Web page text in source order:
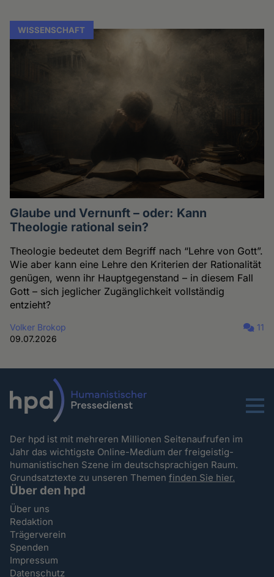
WISSENSCHAFT
Glaube und Vernunft – oder: Kann
Theologie rational sein?
Theologie bedeutet dem Begriff nach “Lehre von Gott”.
Wie aber kann eine Lehre den Kriterien der Rationalität
genügen, wenn ihr Hauptgegenstand – in diesem Fall
Gott – sich jeglicher Zugänglichkeit vollständig
entzieht?
Volker Brokop
09.07.2026
11
Menu
Der hpd ist mit mehreren Millionen Seitenaufrufen im
Jahr das wichtigste Online-Medium der freigeistig-
humanistischen Szene im deutschsprachigen Raum.
Grundsatztexte zu unseren Themenfinden Sie hier.
Über den hpd
Über uns
Redaktion
Trägerverein
Spenden
Impressum
Datenschutz